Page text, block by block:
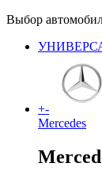
Выбор
+-
Mercedes